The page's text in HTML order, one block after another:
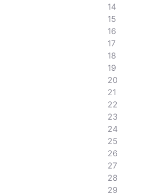
14
15
16
17
18
19
20
21
22
23
24
25
26
27
28
29